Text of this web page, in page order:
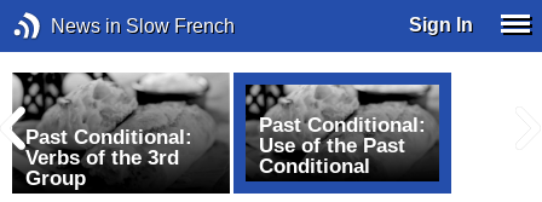
News in Slow French Sign In
Past Conditional:
Verbs of the 3rd
Group
Past Conditional:
Use of the Past
Conditional